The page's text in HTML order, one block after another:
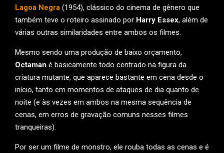
Lagoa Negra (1954), clássico do cinema de gênero que
também teve o roteiro assinado por Harry Essex, além de
várias outras similaridades entre ambos os filmes.
Mesmo sendo uma produção de baixo orçamento,
Octaman é basicamente todo centrado na figura da
criatura mutante, que aparece bastante em cena desde o
início, tanto em momentos de ataques de dia quanto de
noite (e às vezes em ambos na mesma sequência de
cenas, em erros de gravação comuns nesses filmes
tranqueiras).
Por ser um filme de monstro, ele rouba todas as cenas e é